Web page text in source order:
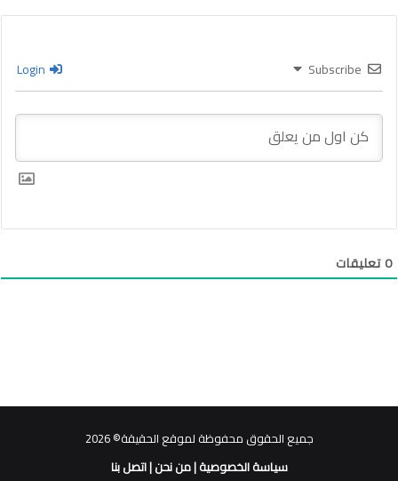
Subscribe
0تعليقات
جميع الحقوق محفوظة لموقع الحقيقة© 2026
سياسة الخصوصية|من نحن|اتصل بنا